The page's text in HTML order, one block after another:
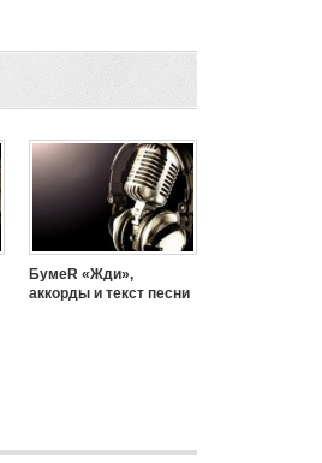
БумеR «Жди»,
аккорды и текст песни